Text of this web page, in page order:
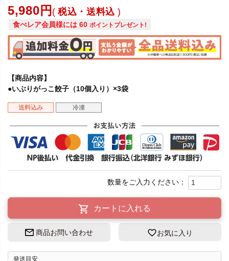
5,980 税込・送料込
食べレア会員様には 60 ポイントプレゼント!
【商品内容】
●いぶりがっこ餃子（10個入り）×3袋
送料込み 冷凍
カートに入れる
商品お問い合わせ お気に入り
発送目安